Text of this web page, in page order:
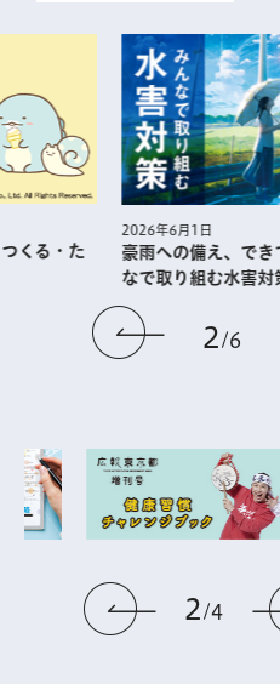
前のス
2 6
くる・た
2026年6月1日
豪雨への備え、で
なで取り組む水害対
前のス
2 4